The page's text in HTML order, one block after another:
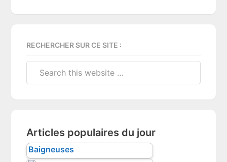
RECHERCHER SUR CE SITE :
Articles populaires du jour
Baigneuses